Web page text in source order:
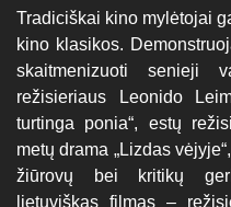
Tradiciškai kino mylėtojai
kino klasikos.
skaitmenizuoti senieji
režisieriaus Leonido
turtinga ponia“, estų
metų drama „Lizdas
žiūrovų bei kritikų
lietuviškas filmas –